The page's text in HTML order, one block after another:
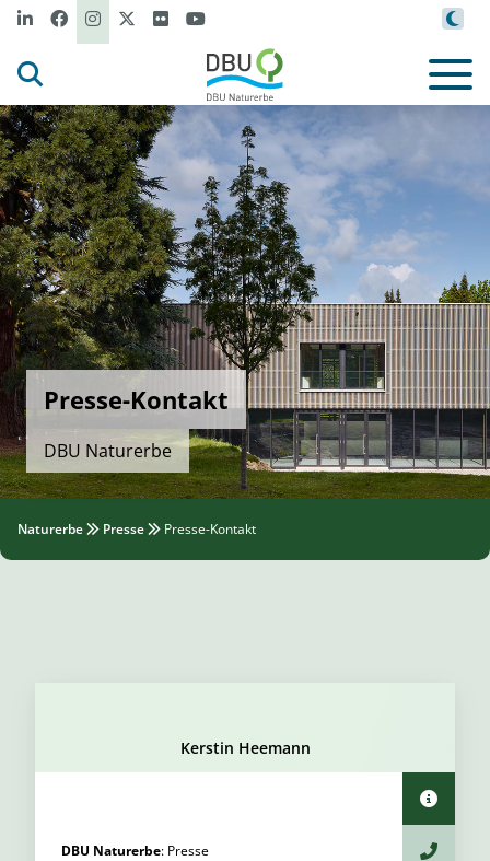
Presse-Kontakt
DBU Naturerbe
Naturerbe Presse Presse-Kontakt
Kerstin Heemann
DBU Naturerbe: Presse